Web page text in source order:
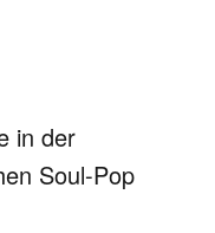
in der
Soul-Pop